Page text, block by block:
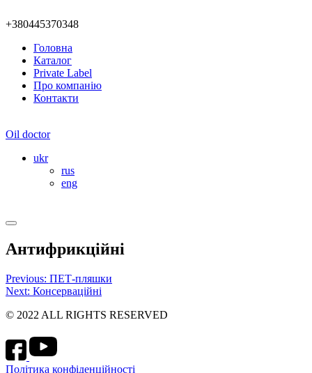
+380445370348
Головна
Каталог
Private Label
Про компанію
Контакти
Oil doctor
ukr
rus
eng
Антифрикційні
Post
navigation
Previous: ПЕТ-пляшки
Next: Консерваційні
© 2022 ALL RIGHTS RESERVED
Політика конфіденційності